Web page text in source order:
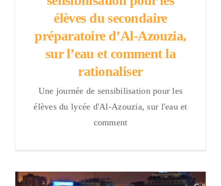
élèves du secondaire
préparatoire d’Al-Azouzia,
sur l’eau et comment la
rationaliser
Une journée de sensibilisation pour les
élèves du lycée d'Al-Azouzia, sur l'eau et
comment